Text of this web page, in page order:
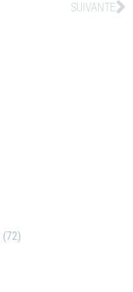
SUIVANTE
(72)